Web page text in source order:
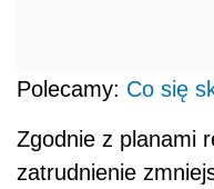
Polecamy: Co się
Zgodnie z planami
zatrudnienie